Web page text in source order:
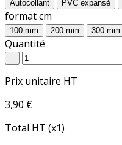
Autocollant PVC expansé
format cm
100 mm 200 mm 300 mm
Quantité
−
Prix unitaire HT
3,90 €
Total HT (x1)